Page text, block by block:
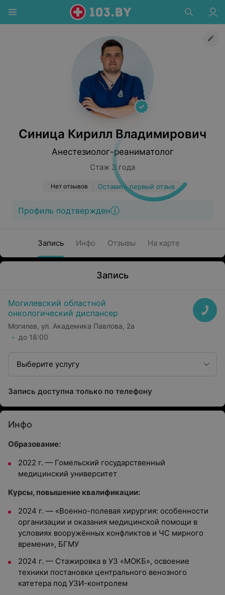
Синица Кирилл Владимирович
Анестезиолог-реаниматолог
Стаж 3 года
Нет отзывов Оставить первый отзыв
Профиль подтвержден
Запись Инфо Отзывы На карте
Запись
Могилевский областной
онкологический диспансер
Могилев, ул. Академика Павлова, 2а
до 18:00
Выберите услугу
Запись доступна только по телефону
Инфо
Образование:
2022 г. — Гомельский государственный
медицинский университет
Курсы, повышение квалификации:
2024 г. — «Военно-полевая хирургия: особенности
организации и оказания медицинской помощи в
условиях вооружённых конфликтов и ЧС мирного
времени», БГМУ
2024 г. — Стажировка в УЗ «МОКБ», освоение
техники постановки центрального венозного
катетера под УЗИ-контролем